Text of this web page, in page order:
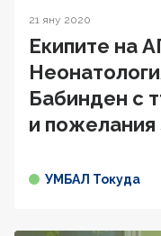
21 яну 2020
Екипите на
Бабинден с
и пожелания
УМБАЛ Токуда